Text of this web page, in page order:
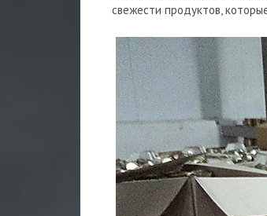
свежести продуктов,